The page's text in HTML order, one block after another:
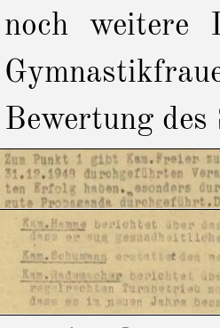
noch weitere
Bewertung